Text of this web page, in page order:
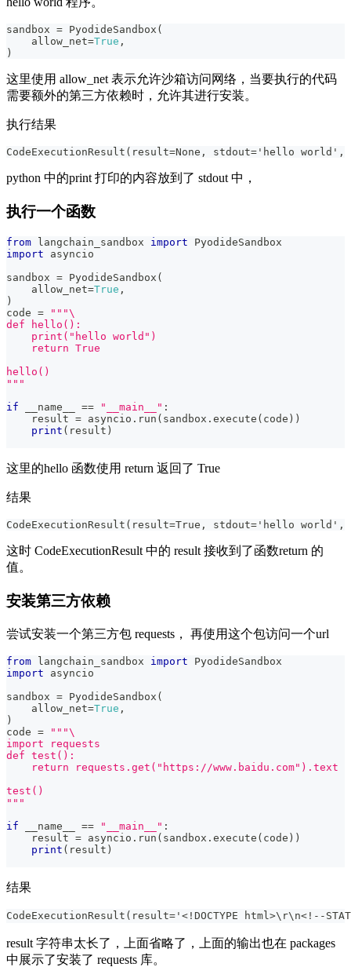
sandbox = PyodideSandbox (
    allow_net
=True ,
)
这里使用 allow_net 表示允许沙箱访问网络，当要执行的代码
需要额外的第三方依赖时，允许其进行安装。
执行结果
CodeExecutionResult(result=None, stdout='hello
python 中的print 打印的内容放到了 stdout 中，
执行一个函数
from langchain_sandbox import PyodideSandbox
import asyncio
sandbox = PyodideSandbox (
    allow_net
=True ,
)
code =
"""\
def hello():
    print("hello world")
    return True
hello()
"""
if __name__ == "__main__" :
    result
= asyncio . run ( sandbox . execute ( code ) )
print ( result )
这里的hello 函数使用 return 返回了 True
结果
CodeExecutionResult(result=True, stdout='hello world',
这时 CodeExecutionResult 中的 result 接收到了函数return 的
值。
安装第三方依赖
尝试安装一个第三方包 requests， 再使用这个包访问一个url
from langchain_sandbox import PyodideSandbox
import asyncio
sandbox = PyodideSandbox (
    allow_net
=True ,
)
code =
"""\
import requests
def test():
    return requests.get("https://www.baidu.com").text
test()
"""
if __name__ == "__main__" :
    result
= asyncio . run ( sandbox . execute ( code ) )
print ( result )
结果
CodeExecutionResult(result='<!DOCTYPE html>\r\n<!--
result 字符串太长了，上面省略了，上面的输出也在 packages
中展示了安装了 requests 库。